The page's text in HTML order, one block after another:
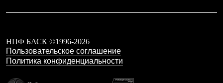
НПФ БАСК ©1996-2026
Пользовательское соглашение
Политика конфиденциальности